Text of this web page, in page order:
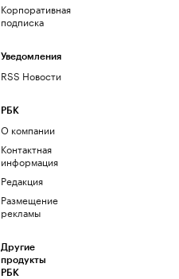
Корпоративная
подписка
Уведомления
RSS Новости
РБК
О компании
Контактная
информация
Редакция
Размещение
рекламы
Другие
продукты
РБК